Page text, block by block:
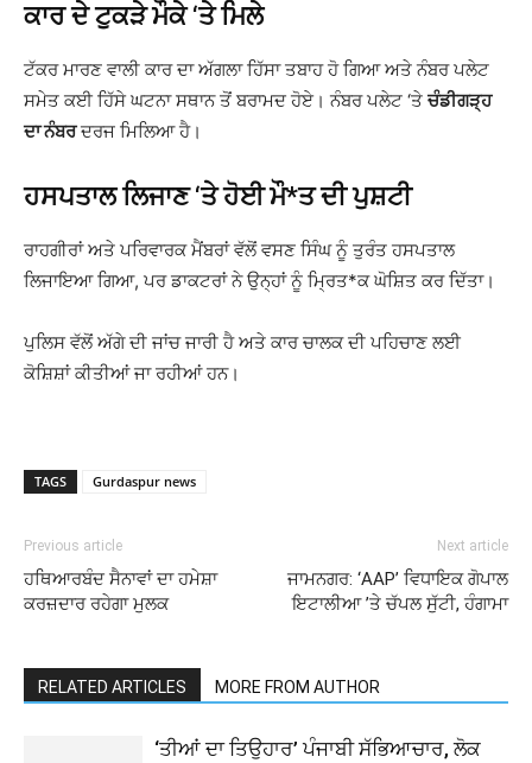
ਕਾਰ ਦੇ ਟੁਕੜੇ ਮੌਕੇ ‘ਤੇ ਮਿਲੇ
ਟੱਕਰ ਮਾਰਣ ਵਾਲੀ ਕਾਰ ਦਾ ਅੱਗਲਾ ਹਿੱਸਾ ਤਬਾਹ ਹੋ ਗਿਆ ਅਤੇ ਨੰਬਰ ਪਲੇਟ
ਸਮੇਤ ਕਈ ਹਿੱਸੇ ਘਟਨਾ ਸਥਾਨ ਤੋਂ ਬਰਾਮਦ ਹੋਏ। ਨੰਬਰ ਪਲੇਟ ‘ਤੇ ਚੰਡੀਗੜ੍ਹ
ਦਾ ਨੰਬਰਦਰਜ ਮਿਲਿਆ ਹੈ।
ਹਸਪਤਾਲ ਲਿਜਾਣ ‘ਤੇ ਹੋਈ ਮੌ*ਤ ਦੀ ਪੁਸ਼ਟੀ
ਰਾਹਗੀਰਾਂ ਅਤੇ ਪਰਿਵਾਰਕ ਮੈਂਬਰਾਂ ਵੱਲੋਂ ਵਸਣ ਸਿੰਘ ਨੂੰ ਤੁਰੰਤ ਹਸਪਤਾਲ
ਲਿਜਾਇਆ ਗਿਆ, ਪਰ ਡਾਕਟਰਾਂ ਨੇ ਉਨ੍ਹਾਂ ਨੂੰ ਮ੍ਰਿਤ*ਕ ਘੋਸ਼ਿਤ ਕਰ ਦਿੱਤਾ।
ਪੁਲਿਸ ਵੱਲੋਂ ਅੱਗੇ ਦੀ ਜਾਂਚ ਜਾਰੀ ਹੈ ਅਤੇ ਕਾਰ ਚਾਲਕ ਦੀ ਪਹਿਚਾਣ ਲਈ
ਕੋਸ਼ਿਸ਼ਾਂ ਕੀਤੀਆਂ ਜਾ ਰਹੀਆਂ ਹਨ।
TAGS Gurdaspur news
Previous article
ਹਥਿਆਰਬੰਦ ਸੈਨਾਵਾਂ ਦਾ ਹਮੇਸ਼ਾ
ਕਰਜ਼ਦਾਰ ਰਹੇਗਾ ਮੁਲਕ
Next article
ਜਾਮਨਗਰ: ‘AAP’ ਵਿਧਾਇਕ ਗੋਪਾਲ
ਇਟਾਲੀਆ ’ਤੇ ਚੱਪਲ ਸੁੱਟੀ, ਹੰਗਾਮਾ
RELATED ARTICLES MORE FROM AUTHOR
‘ਤੀਆਂ ਦਾ ਤਿਉਹਾਰ’ ਪੰਜਾਬੀ ਸੱਭਿਆਚਾਰ, ਲੋਕ